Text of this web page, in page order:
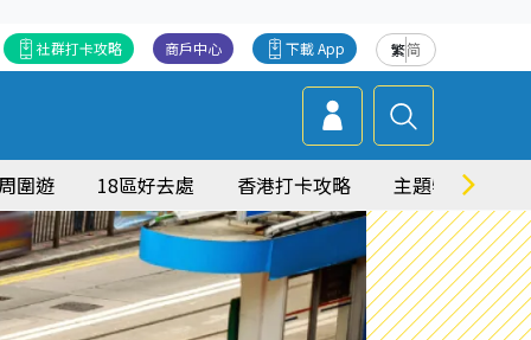
繁简
下載 App
商戶中心
社群打卡攻略
圍遊 18區好去處 香港打卡攻略 主題特集